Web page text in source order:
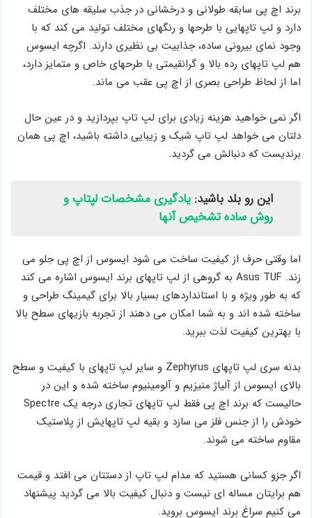
برند اچ پی سابقه طولانی و درخشانی در جذب سلیقه های مختلف
دارد و لپ تاپهایی با طرحها و رنگهای مختلف تولید می کند که با
وجود نمای بیرونی ساده، جذابیت بی نظیری دارند. اگرچه ایسوس
هم لپ تاپهای رده بالا و گرانقیمتی با طرحهای خاص و متمایز دارد،
اما از لحاظ طراحی بصری از اچ پی عقب می ماند.
اگر نمی خواهید هزینه زیادی برای لپ تاپ بپردازید و در عین حال
دلتان می خواهد لپ تاپ شیک و زیبایی داشته باشید، اچ پی همان
برندیست که دنبالش می گردید.
این رو بلد باشید: یادگیری مشخصات لپتاپ و
روش ساده تشخیص آنها
اما وقتی حرف از کیفیت ساخت می شود ایسوس از اچ پی جلو می
زند. Asus TUF به گروهی از لپ تاپهای برند ایسوس اشاره می کند
که به طور ویژه و با استانداردهای بسیار بالا برای گیمینگ طراحی و
ساخته شده اند و به شما امکان می دهند از تجربه بازیهای سطح بالا
با بهترین کیفیت لذت ببرید.
بدنه سری لپ تاپهای Zephyrus و سایر لپ تاپهای با کیفیت و سطح
بالای ایسوس از آلیاژ منیزیم و آلومینیوم ساخته شده و این در
حالیست که برند اچ پی فقط لپ تاپهای تجاری درجه یک Spectre
خودش را از جنس فلز می سازد و بقیه لپ تاپهایش از پلاستیک
مقاوم ساخته می شوند.
اگر جزو کسانی هستید که مدام لپ تاپ از دستتان می افتد و قیمت
هم برایتان مساله ای نیست و دنبال کیفیت بالا می گردید پیشنهاد
می کنیم سراغ برند ایسوس بروید.